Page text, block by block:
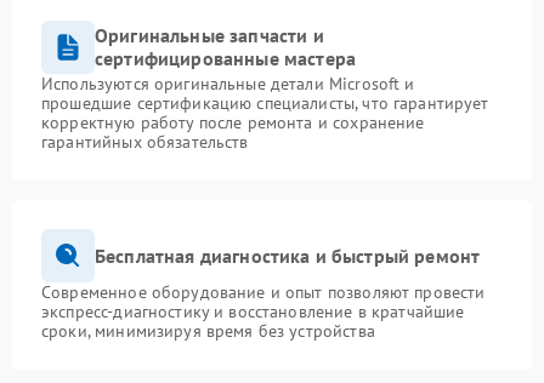
Оригинальные запчасти и
сертифицированные мастера
Используются оригинальные детали Microsoft и
прошедшие сертификацию специалисты, что гарантирует
корректную работу после ремонта и сохранение
гарантийных обязательств
Бесплатная диагностика и быстрый ремонт
Современное оборудование и опыт позволяют провести
экспресс-диагностику и восстановление в кратчайшие
сроки, минимизируя время без устройства